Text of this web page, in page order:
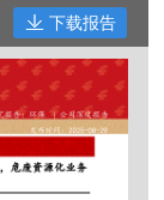
下载报告